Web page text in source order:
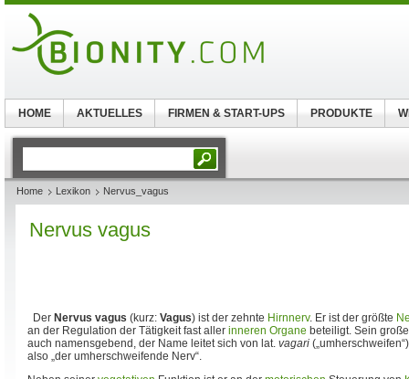
Home Lexikon Nervus_vagus
Nervus vagus
Der Nervus vagus (kurz: Vagus) ist der zehnte Hirnnerv. Er ist der größte
an der Regulation der Tätigkeit fast aller inneren Organe beteiligt. Sein
auch namensgebend, der Name leitet sich von lat. vagari
also „der umherschweifende Nerv“.
HOME AKTUELLES FIRMEN & START-UPS PRODUKTE